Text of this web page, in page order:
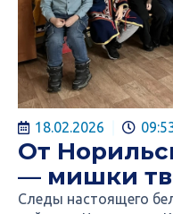
18.02.2026
От
— мишки
Следы настоящего